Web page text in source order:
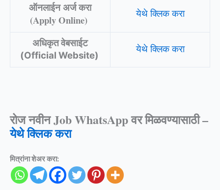
ऑनलाईन अर्ज करा
(Apply Online)
येथे क्लिक करा
अधिकृत वेबसाईट
(Official Website)
येथे क्लिक करा
रोज नवीन Job WhatsApp वर मिळवण्यासाठी –
येथे क्लिक करा
मित्रांना शेअर करा: